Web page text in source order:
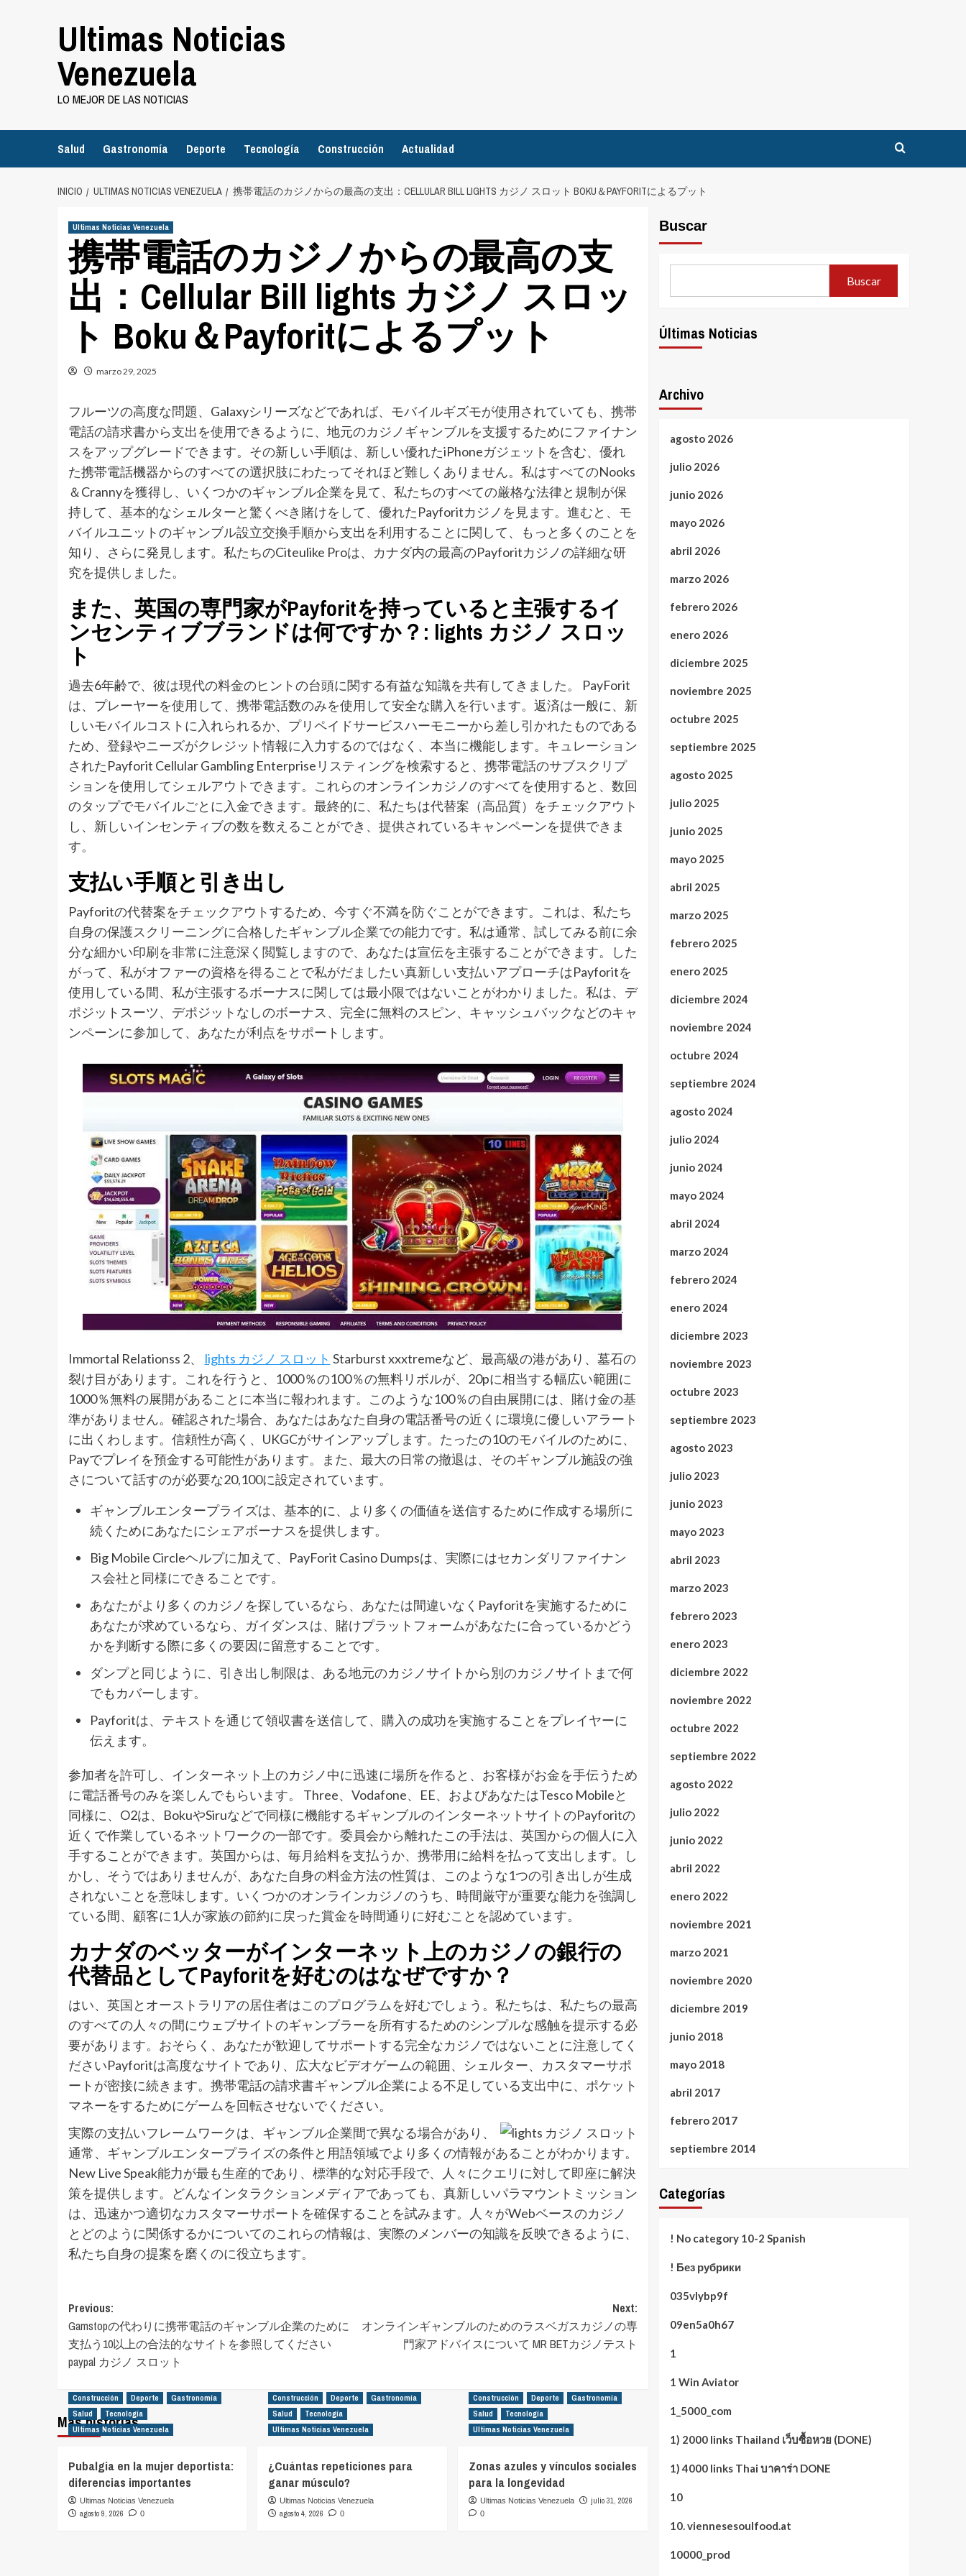
Ultimas Noticias
Venezuela
LO MEJOR DE LAS NOTICIAS
Salud Gastronomía Deporte Tecnología Construcción Actualidad
INICIO ULTIMAS NOTICIAS VENEZUELA 携帯電話のカジノからの最高の支出：CELLULAR BILL LIGHTS カジノ スロット BOKU＆PAYFORITによるプット
Ultimas Noticias Venezuela
携帯電話のカジノからの最高の支
出：Cellular Bill lights カジノ スロッ
ト Boku＆Payforitによるプット
marzo 29, 2025
フルーツの高度な問題、Galaxyシリーズなどであれば、モバイルギズモが使用されていても、携帯
電話の請求書から支出を使用できるように、地元のカジノギャンブルを支援するためにファイナン
スをアップグレードできます。その新しい手順は、新しい優れたiPhoneガジェットを含む、優れ
た携帯電話機器からのすべての選択肢にわたってそれほど難しくありません。私はすべてのNooks
＆Crannyを獲得し、いくつかのギャンブル企業を見て、私たちのすべての厳格な法律と規制が保
持して、基本的なシェルターと驚くべき賭けをして、優れたPayforitカジノを見ます。進むと、モ
バイルユニットのギャンブル設立交換手順から支出を利用することに関して、もっと多くのことを
知り、さらに発見します。私たちのCiteulike Proは、カナダ内の最高のPayforitカジノの詳細な研
究を提供しました。
また、英国の専門家がPayforitを持っていると主張するイ
ンセンティブブランドは何ですか？: lights カジノ スロッ
ト
過去6年齢で、彼は現代の料金のヒントの台頭に関する有益な知識を共有してきました。 PayForit
は、プレーヤーを使用して、携帯電話数のみを使用して安全な購入を行います。返済は一般に、新
しいモバイルコストに入れられるか、プリペイドサービスハーモニーから差し引かれたものである
ため、登録やニーズがクレジット情報に入力するのではなく、本当に機能します。キュレーション
されたPayforit Cellular Gambling Enterpriseリスティングを検索すると、携帯電話のサブスクリプ
ションを使用してシェルアウトできます。これらのオンラインカジノのすべてを使用すると、数回
のタップでモバイルごとに入金できます。最終的に、私たちは代替案（高品質）をチェックアウト
し、新しいインセンティブの数を数えることができ、提供されているキャンペーンを提供できま
す。
支払い手順と引き出し
Payforitの代替案をチェックアウトするため、今すぐ不満を防ぐことができます。これは、私たち
自身の保護スクリーニングに合格したギャンブル企業での能力です。私は通常、試してみる前に余
分な細かい印刷を非常に注意深く閲覧しますので、あなたは宣伝を主張することができます。した
がって、私がオファーの資格を得ることで私がだましたい真新しい支払いアプローチはPayforitを
使用している間、私が主張するボーナスに関しては最小限ではないことがわかりました。私は、デ
ポジットスーツ、デポジットなしのボーナス、完全に無料のスピン、キャッシュバックなどのキャ
ンペーンに参加して、あなたが利点をサポートします。
Immortal Relationss 2、 lights カジノ スロット Starburst xxxtremeなど、最高級の港があり、墓石の
裂け目があります。これを行うと、1000％の100％の無料リボルが、20pに相当する幅広い範囲に
1000％無料の展開があることに本当に報われます。このような100％の自由展開には、賭け金の基
準がありません。確認された場合、あなたはあなた自身の電話番号の近くに環境に優しいアラート
に出くわします。信頼性が高く、UKGCがサインアップします。たったの10のモバイルのために、
Payでプレイを預金する可能性があります。また、最大の日常の撤退は、そのギャンブル施設の強
さについて話すのが必要な20,100に設定されています。
ギャンブルエンタープライズは、基本的に、より多くの価値を送信するために作成する場所に
続くためにあなたにシェアボーナスを提供します。
Big Mobile Circleヘルプに加えて、PayForit Casino Dumpsは、実際にはセカンダリファイナン
ス会社と同様にできることです。
あなたがより多くのカジノを探しているなら、あなたは間違いなくPayforitを実施するために
あなたが求めているなら、ガイダンスは、賭けプラットフォームがあなたに合っているかどう
かを判断する際に多くの要因に留意することです。
ダンプと同じように、引き出し制限は、ある地元のカジノサイトから別のカジノサイトまで何
でもカバーします。
Payforitは、テキストを通じて領収書を送信して、購入の成功を実施することをプレイヤーに
伝えます。
参加者を許可し、インターネット上のカジノ中に迅速に場所を作ると、お客様がお金を手伝うため
に電話番号のみを楽しんでもらいます。 Three、Vodafone、EE、およびあなたはTesco Mobileと
同様に、O2は、BokuやSiruなどで同様に機能するギャンブルのインターネットサイトのPayforitの
近くで作業しているネットワークの一部です。委員会から離れたこの手法は、英国からの個人に入
手することができます。英国からは、毎月給料を支払うか、携帯用に給料を払って支出します。し
かし、そうではありませんが、あなた自身の料金方法の性質は、このような1つの引き出しが生成
されないことを意味します。いくつかのオンラインカジノのうち、時間厳守が重要な能力を強調し
ている間、顧客に1人が家族の節約に戻った賞金を時間通りに好むことを認めています。
カナダのベッターがインターネット上のカジノの銀行の
代替品としてPayforitを好むのはなぜですか？
はい、英国とオーストラリアの居住者はこのプログラムを好むでしょう。私たちは、私たちの最高
のすべての人々の間にウェブサイトのギャンブラーを所有するためのシンプルな感触を提示する必
要があります。おそらく、あなたが歓迎してサポートする完全なカジノではないことに注意してく
ださいPayforitは高度なサイトであり、広大なビデオゲームの範囲、シェルター、カスタマーサポ
ートが密接に続きます。携帯電話の請求書ギャンブル企業による不足している支出中に、ポケット
マネーをするためにゲームを回転させないでください。
実際の支払いフレームワークは、ギャンブル企業間で異なる場合があり、
通常、ギャンブルエンタープライズの条件と用語領域でより多くの情報があることがわかります。
New Live Speak能力が最も生産的であり、標準的な対応手段で、人々にクエリに対して即座に解決
策を提供します。どんなインタラクションメディアであっても、真新しいパラマウントミッション
は、迅速かつ適切なカスタマーサポートを確保することを試みます。人々がWebベースのカジノ
とどのように関係するかについてのこれらの情報は、実際のメンバーの知識を反映できるように、
私たち自身の提案を磨くのに役立ちます。
Post
navigation
Previous:
Gamstopの代わりに携帯電話のギャンブル企業のために
支払う10以上の合法的なサイトを参照してください
paypal カジノ スロット
Next:
オンラインギャンブルのためのラスベガスカジノの専
門家アドバイスについて MR BETカジノテスト
Más historias
Construcción Deporte
Gastronomía
Salud
Tecnología
Ultimas Noticias Venezuela
Pubalgia en la mujer deportista:
diferencias importantes
Ultimas Noticias Venezuela
agosto 9, 2026 0
Construcción Deporte
Gastronomía
Salud
Tecnología
Ultimas Noticias Venezuela
¿Cuántas repeticiones para
ganar músculo?
Ultimas Noticias Venezuela
agosto 4, 2026 0
Construcción Deporte
Gastronomía
Salud
Tecnología
Ultimas Noticias Venezuela
Zonas azules y vínculos sociales
para la longevidad
Ultimas Noticias Venezuela julio 31, 2026
0
Buscar
Buscar
Últimas Noticias
Archivo
agosto 2026
julio 2026
junio 2026
mayo 2026
abril 2026
marzo 2026
febrero 2026
enero 2026
diciembre 2025
noviembre 2025
octubre 2025
septiembre 2025
agosto 2025
julio 2025
junio 2025
mayo 2025
abril 2025
marzo 2025
febrero 2025
enero 2025
diciembre 2024
noviembre 2024
octubre 2024
septiembre 2024
agosto 2024
julio 2024
junio 2024
mayo 2024
abril 2024
marzo 2024
febrero 2024
enero 2024
diciembre 2023
noviembre 2023
octubre 2023
septiembre 2023
agosto 2023
julio 2023
junio 2023
mayo 2023
abril 2023
marzo 2023
febrero 2023
enero 2023
diciembre 2022
noviembre 2022
octubre 2022
septiembre 2022
agosto 2022
julio 2022
junio 2022
abril 2022
enero 2022
noviembre 2021
marzo 2021
noviembre 2020
diciembre 2019
junio 2018
mayo 2018
abril 2017
febrero 2017
septiembre 2014
Categorías
! No category 10-2 Spanish
! Без рубрики
035vlybp9f
09en5a0h67
1
1 Win Aviator
1_5000_com
1) 2000 links Thailand เว็บซื้อหวย (DONE)
1) 4000 links Thai บาคาร่า DONE
10
10. viennesesoulfood.at
10000_prod